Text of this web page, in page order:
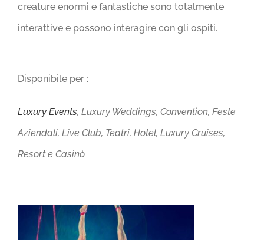
creature enormi e fantastiche sono totalmente
interattive e possono interagire con gli ospiti.
Disponibile per :
Luxury Events, Luxury Weddings, Convention, Feste
Aziendali, Live Club, Teatri, Hotel, Luxury Cruises,
Resort e Casinò